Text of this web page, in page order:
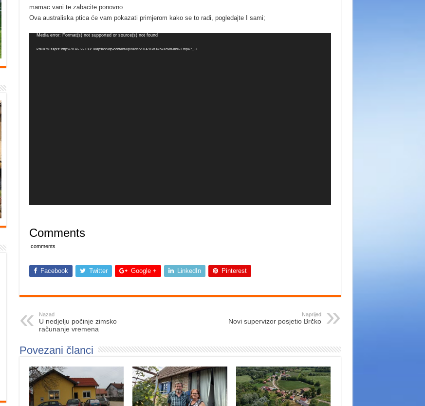
mamac vani te zabacite ponovno.
Ova australiska ptica će vam pokazati primjerom kako se to radi, pogledajte I sami;
Reproduktor
Media error: Format(s) not supported or source(s) not found
Preuzmi zapis: http://78.46.56.130/~krepsicc/wp-content/uploads/2014/10/Kako-uloviti-ribu-1.mp4?_=1
Comments
comments
Facebook Twitter Google + LinkedIn Pinterest
Nazad
U nedjelju počinje zimsko
računanje vremena
Naprijed
Novi supervizor posjetio Brčko
Povezani članci